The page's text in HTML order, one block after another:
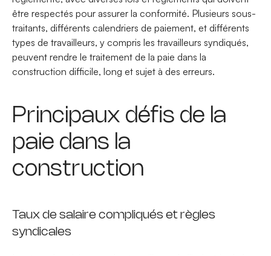
être respectés pour assurer la conformité. Plusieurs sous-
traitants, différents calendriers de paiement, et différents
types de travailleurs, y compris les travailleurs syndiqués,
peuvent rendre le traitement de la paie dans la
construction difficile, long et sujet à des erreurs.
Principaux défis de la
paie dans la
construction
Taux de salaire compliqués et règles
syndicales